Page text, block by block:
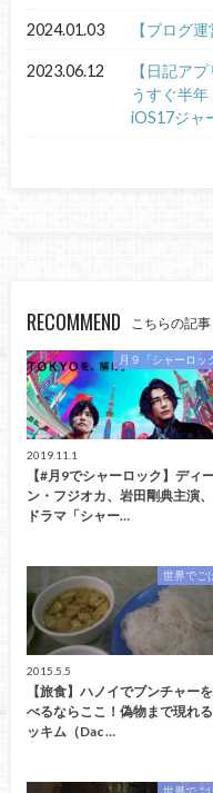
2024.01.03 【ブログ
2023.06.12
【日記ア
うすぐ半
iOS17ジャ
RECOMMEND こちらの記事
月９「シャーロッ
2019.11.1
【#月9でシャーロック】ディ
ン・フジオカ、岩田剛典主演
ドラマ「シャー…
世界でご
2015.5.5
【旅食】ハノイでブンチャー
べるならここ！偽物まで現れ
ッキム（Dac …